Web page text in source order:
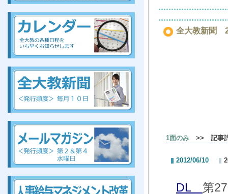
全大教新聞
1面のみ >> 記事
2012/06/10
DL 第